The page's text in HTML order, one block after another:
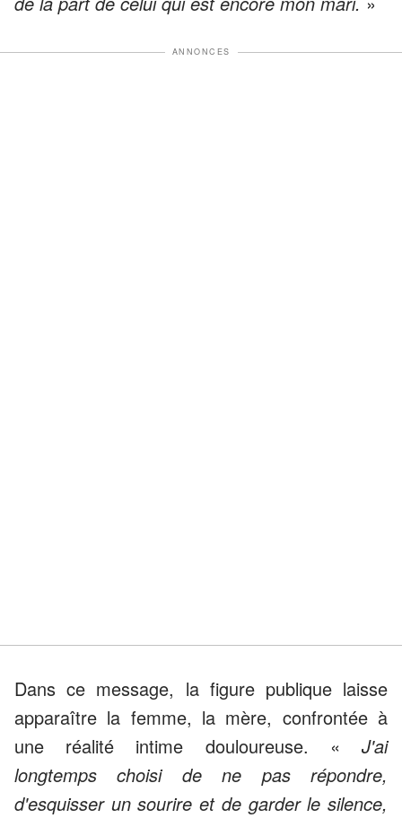
ANNONCES
Dans ce message, la figure publique laisse
apparaître la femme, la mère, confrontée à
une réalité intime douloureuse. « J'ai
longtemps choisi de ne pas répondre,
d'esquisser un sourire et de garder le silence,